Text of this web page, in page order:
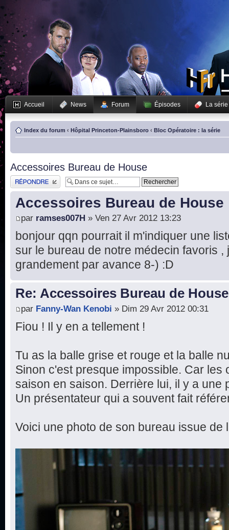
Accueil News Forum Épisodes La série
Index du forum ‹ Hôpital Princeton-Plainsboro ‹ Bloc Opératoire : la série
Accessoires Bureau de House
Publier une réponse
Accessoires Bureau de House
par ramses007H » Ven 27 Avr 2012 13:23
bonjour qqn pourrait il m'indiquer une
sur le bureau de notre médecin favoris ,
grandement par avance 8-) :D
Re: Accessoires Bureau de House
par Fanny-Wan Kenobi » Dim 29 Avr 2012 00:31
Fiou ! Il y en a tellement !
Tu as la balle grise et rouge et la balle
Sinon c'est presque impossible. Car les
saison en saison. Derrière lui, il y a une
Un présentateur qui a souvent fait
Voici une photo de son bureau issue de